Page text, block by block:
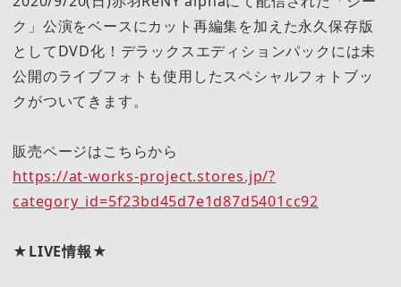
ク」公演をベースにカット再編集を加えた永久保存版
としてDVD化！デラックスエディションパックには未
公開のライブフォトも使用したスペシャルフォトブッ
クがついてきます。
販売ページはこちらから
https://at-works-project.stores.jp/?
category_id=5f23bd45d7e1d87d5401cc92
★LIVE情報★